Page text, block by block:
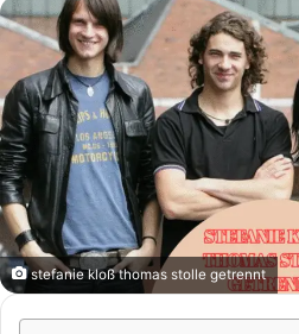
stefanie kloß thomas stolle getrennt